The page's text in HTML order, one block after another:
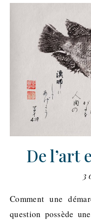
De l’art
3
Comment une démarche devient elle un art ? La
question possède